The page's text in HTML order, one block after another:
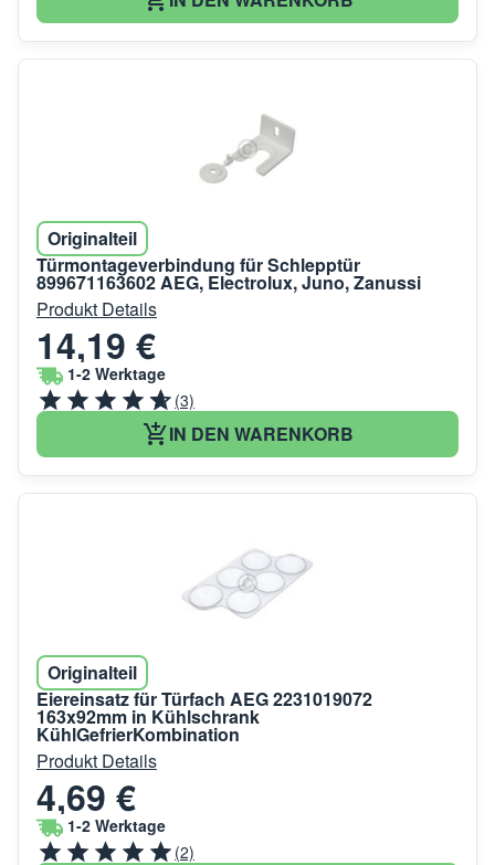
Originalteil
Türmontageverbindung für Schlepptür
899671163602 AEG, Electrolux, Juno, Zanussi
Produkt Details
14,19 €
1-2 Werktage
(3)
IN DEN WARENKORB
Originalteil
Eiereinsatz für Türfach AEG 2231019072
163x92mm in Kühlschrank
KühlGefrierKombination
Produkt Details
4,69 €
1-2 Werktage
(2)